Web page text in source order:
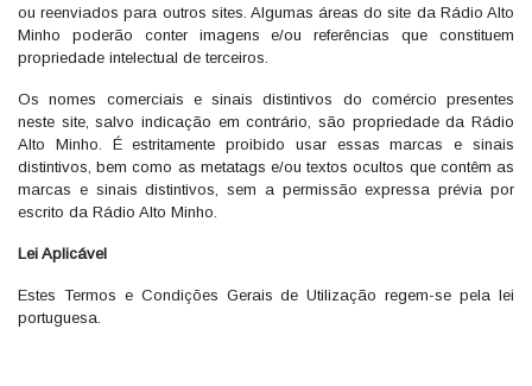
ou reenviados para outros sites. Algumas áreas do site da Rádio Alto
Minho poderão conter imagens e/ou referências que constituem
propriedade intelectual de terceiros.
Os nomes comerciais e sinais distintivos do comércio presentes
neste site, salvo indicação em contrário, são propriedade da Rádio
Alto Minho. É estritamente proibido usar essas marcas e sinais
distintivos, bem como as metatags e/ou textos ocultos que contêm as
marcas e sinais distintivos, sem a permissão expressa prévia por
escrito da Rádio Alto Minho.
Lei Aplicável
Estes Termos e Condições Gerais de Utilização regem-se pela lei
portuguesa.